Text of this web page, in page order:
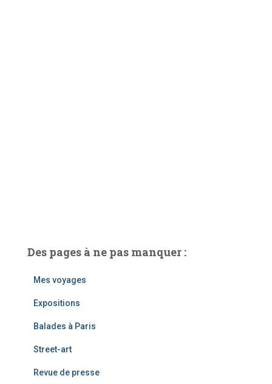
Des pages à ne pas manquer :
Mes voyages
Expositions
Balades à Paris
Street-art
Revue de presse